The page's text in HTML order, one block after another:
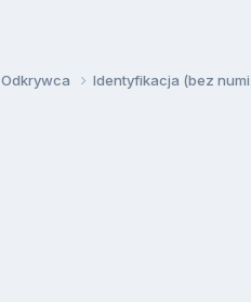
Odkrywca Identyfikacja (bez